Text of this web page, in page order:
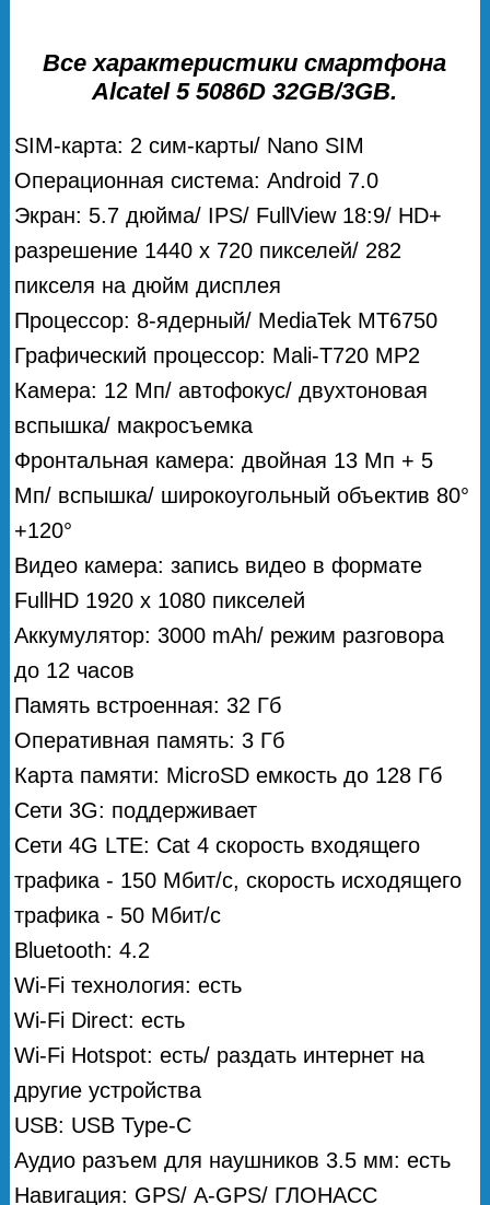
Все характеристики смартфона
Alcatel 5 5086D 32GB/3GB.
SIM-карта: 2 сим-карты/ Nano SIM
Операционная система: Android 7.0
Экран: 5.7 дюйма/ IPS/ FullView 18:9/ HD+
разрешение 1440 х 720 пикселей/ 282
пикселя на дюйм дисплея
Процессор: 8-ядерный/ MediaTek MT6750
Графический процессор: Mali-T720 MP2
Камера: 12 Мп/ автофокус/ двухтоновая
вспышка/ макросъемка
Фронтальная камера: двойная 13 Мп + 5
Мп/ вспышка/ широкоугольный объектив 80°
+120°
Видео камера: запись видео в формате
FullHD 1920 х 1080 пикселей
Аккумулятор: 3000 mAh/ режим разговора
до 12 часов
Память встроенная: 32 Гб
Оперативная память: 3 Гб
Карта памяти: MicroSD емкость до 128 Гб
Сети 3G: поддерживает
Сети 4G LTE: Cat 4 скорость входящего
трафика - 150 Мбит/с, скорость исходящего
трафика - 50 Мбит/с
Bluetooth: 4.2
Wi-Fi технология: есть
Wi-Fi Direct: есть
Wi-Fi Hotspot: есть/ раздать интернет на
другие устройства
USB: USB Type-C
Аудио разъем для наушников 3.5 мм: есть
Навигация: GPS/ А-GPS/ ГЛОНАСС